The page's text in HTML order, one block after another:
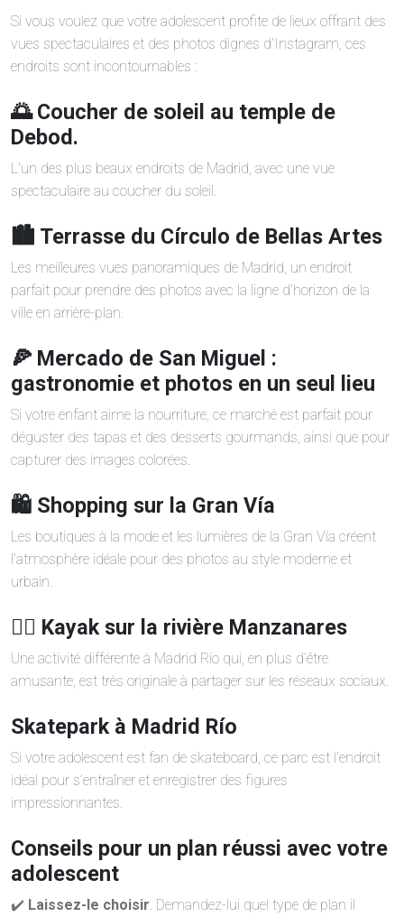
Si vous voulez que votre adolescent profite de lieux offrant des
vues spectaculaires et des photos dignes d’Instagram, ces
endroits sont incontournables :
🌅 Coucher de soleil au temple de
Debod.
L’un des plus beaux endroits de Madrid, avec une vue
spectaculaire au coucher du soleil.
🏙️ Terrasse du Círculo de Bellas Artes
Les meilleures vues panoramiques de Madrid, un endroit
parfait pour prendre des photos avec la ligne d’horizon de la
ville en arrière-plan.
🍕 Mercado de San Miguel :
gastronomie et photos en un seul lieu
Si votre enfant aime la nourriture, ce marché est parfait pour
déguster des tapas et des desserts gourmands, ainsi que pour
capturer des images colorées.
🛍️ Shopping sur la Gran Vía
Les boutiques à la mode et les lumières de la Gran Vía créent
l’atmosphère idéale pour des photos au style moderne et
urbain.
🏄‍♂️ Kayak sur la rivière Manzanares
Une activité différente à Madrid Río qui, en plus d’être
amusante, est très originale à partager sur les réseaux sociaux.
Skatepark à Madrid Río
Si votre adolescent est fan de skateboard, ce parc est l’endroit
idéal pour s’entraîner et enregistrer des figures
impressionnantes.
Conseils pour un plan réussi avec votre
adolescent
✔️ Laissez-le choisir. Demandez-lui quel type de plan il